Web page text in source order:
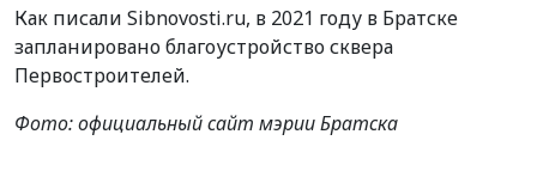
Как писали Sibnovosti.ru, в 2021 году в Братске
запланировано благоустройство сквера
Первостроителей.
Фото: официальный сайт мэрии Братска